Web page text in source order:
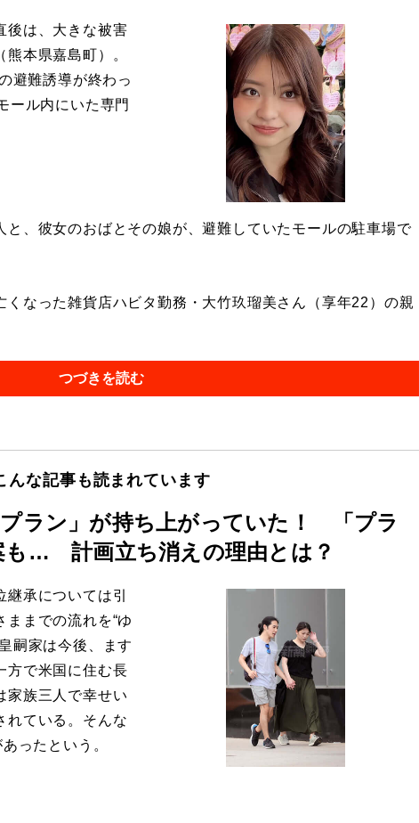
は、大きな被害
本県嘉島町）。
避難誘導が終わっ
ール内にいた専門
と、彼女のおばとその娘が、避難していたモールの駐車場で
なった雑貨店ハビタ勤務・大竹玖瑠美さん（享年22）の親
つづきを読む
んな記事も読まれています
ラン」が持ち上がっていた！ 「プラ
も… 計画立ち消えの理由とは？
承については引
ままでの流れを“ゆ
嗣家は今後、ます
方で米国に住む長
家族三人で幸せい
れている。そんな
ったという。